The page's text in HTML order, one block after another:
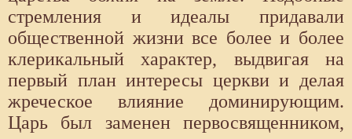
стремления и идеалы придавали
общественной жизни все более и более
клерикальный характер, выдвигая на
первый план интересы церкви и делая
жреческое влияние доминирующим.
Царь был заменен первосвященником,